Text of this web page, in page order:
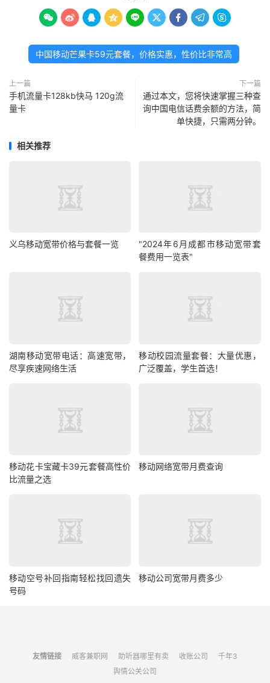
        
中国移动芒果卡59元套餐，价格实惠，性价比非常高
上一篇
手机流量卡128kb快马 120g流
量卡
下一篇
通过本文，您将快速掌握三种查
询中国电信话费余额的方法，简
单快捷，只需两分钟。
相关推荐
义乌移动宽带价格与套餐一览
"2024年6月成都市移动宽带套
餐费用一览表"
湖南移动宽带电话：高速宽带，
尽享疾速网络生活
移动校园流量套餐：大量优惠，
广泛覆盖，学生首选！
移动花卡宝藏卡39元套餐高性价
比流量之选
移动网络宽带月费查询
移动空号补回指南轻松找回遗失
号码
移动公司宽带月费多少
友情链接 威客兼职网 助听器哪里有卖 收账公司
千年3
舆情公关公司